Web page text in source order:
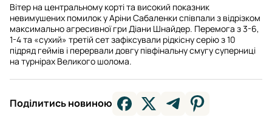
Вітер на центральному корті та високий показник
невимушених помилок у Аріни Сабаленки співпали з відрізком
максимально агресивної гри Діани Шнайдер. Перемога з 3-6,
1-4 та «сухий» третій сет зафіксували рідкісну серію з 10
підряд геймів і перервали довгу півфінальну смугу суперниці
на турнірах Великого шолома.
Поділитись новиною